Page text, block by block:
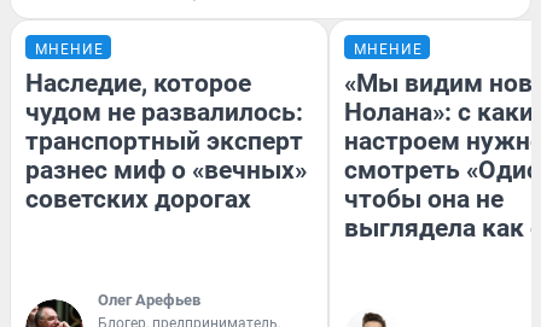
МНЕНИЕ
Наследие, которое
чудом не развалилось:
транспортный эксперт
разнес миф о «вечных»
советских дорогах
Олег Арефьев
МНЕНИЕ
«Мы видим
Нолана»: с
настроем
смотреть
чтобы она не
выглядела как